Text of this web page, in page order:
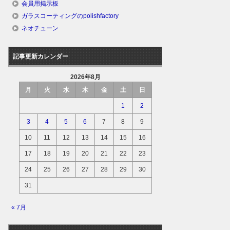
会員用掲示板
ガラスコーティングのpolishfactory
ネオチューン
記事更新カレンダー
2026年8月
月
火 水 木 金 土 日
1 2
3 4 5 6 7 8 9
10 11 12 13 14 15 16
17 18 19 20 21 22 23
24 25 26 27 28 29 30
31
« 7月